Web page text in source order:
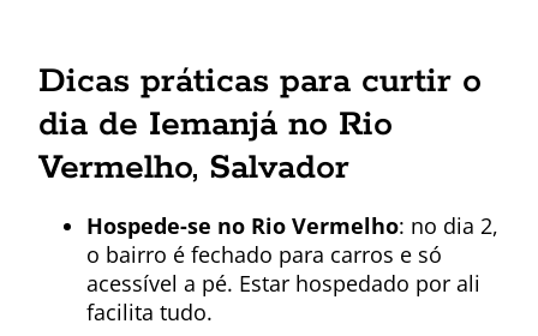
Dicas práticas para curtir o
dia de Iemanjá no Rio
Vermelho, Salvador
Hospede-se no Rio Vermelho: no dia 2,
o bairro é fechado para carros e só
acessível a pé. Estar hospedado por ali
facilita tudo.